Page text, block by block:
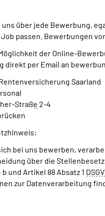
über jede Bewerbung,
passen. Bewerbungen
der Online-
direkt per Email an
Saarland
Straße 2-4
bei uns bewerben,
über die
und Artikel 88 Absatz 1
zur Datenverarbeitung